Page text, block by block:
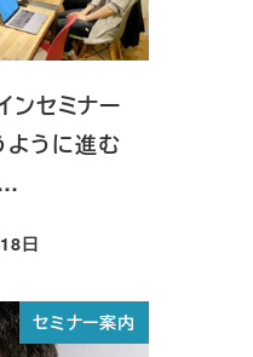
ンセミナー
ように進む
日
セミナー案内